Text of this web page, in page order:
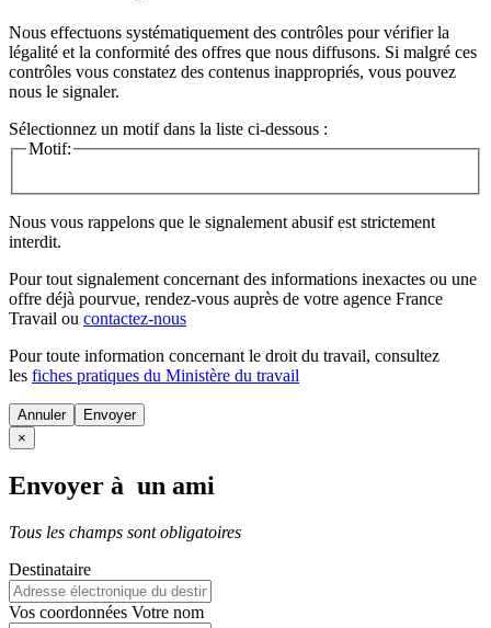
Nous effectuons systématiquement des contrôles pour vérifier la
légalité et la conformité des offres que nous diffusons. Si malgré ces
contrôles vous constatez des contenus inappropriés, vous pouvez
nous le signaler.
Sélectionnez un motif dans la liste ci-dessous :
Motif:
Nous vous rappelons que le signalement abusif est strictement
interdit.
Pour tout signalement concernant des informations inexactes ou une
offre déjà pourvue, rendez-vous auprès de votre agence France
Travail ou contactez-nous
Pour toute information concernant le droit du travail, consultez
les fiches pratiques du Ministère du travail
Annuler
×
Envoyer à un ami
Tous les champs sont obligatoires
Destinataire
Vos coordonnées Votre nom